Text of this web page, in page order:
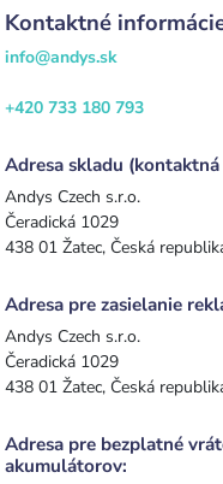
Kontaktné
info@andys.sk
+420 733 180 793
Adresa skladu (kontaktná
Andys Czech s.r.o.
Čeradická 1029
438 01 Žatec, Česká
Adresa pre zasielanie
Andys Czech s.r.o.
Čeradická 1029
438 01 Žatec, Česká
Adresa pre bezplatné
akumulátorov: